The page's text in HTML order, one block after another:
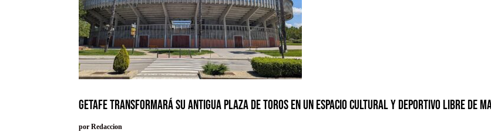
Getafe transformará su antigua plaza de toros en un espacio cultural y deportivo libre de
porRedaccion